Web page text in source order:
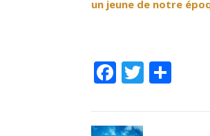
un jeune de notre
Facebook
Twitter